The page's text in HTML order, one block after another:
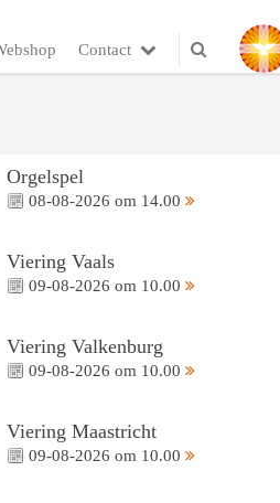
Contact
Orgelspel
08-08-2026 om 14.00
Viering Vaals
09-08-2026 om 10.00
Viering Valkenburg
09-08-2026 om 10.00
Viering Maastricht
09-08-2026 om 10.00